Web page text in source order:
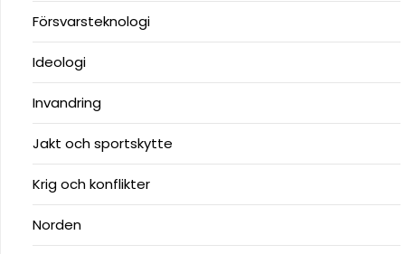
Försvarsteknologi
Ideologi
Invandring
Jakt och sportskytte
Krig och konflikter
Norden